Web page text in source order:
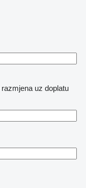
razmjena uz doplatu